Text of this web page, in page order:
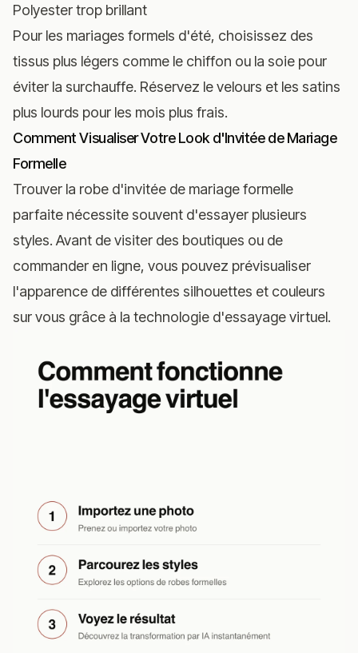
Polyester trop brillant
Pour les mariages formels d'été, choisissez des
tissus plus légers comme le chiffon ou la soie pour
éviter la surchauffe. Réservez le velours et les satins
plus lourds pour les mois plus frais.
Comment Visualiser Votre Look d'Invitée de Mariage
Formelle
Trouver la robe d'invitée de mariage formelle
parfaite nécessite souvent d'essayer plusieurs
styles. Avant de visiter des boutiques ou de
commander en ligne, vous pouvez prévisualiser
l'apparence de différentes silhouettes et couleurs
sur vous grâce à la technologie d'essayage virtuel.